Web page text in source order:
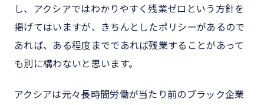
し、アクシアではわかりやすく残業ゼロという方針を
掲げてはいますが、きちんとしたポリシーがあるので
あれば、ある程度までであれば残業することがあって
も別に構わないと思います。
アクシアは元々長時間労働が当たり前のブラック企業